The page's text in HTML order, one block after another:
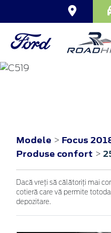
Modele > Focus
Produse confort >
Dacă vreţi să călătoriţi mai
cotieră care vă permite
depozitare.